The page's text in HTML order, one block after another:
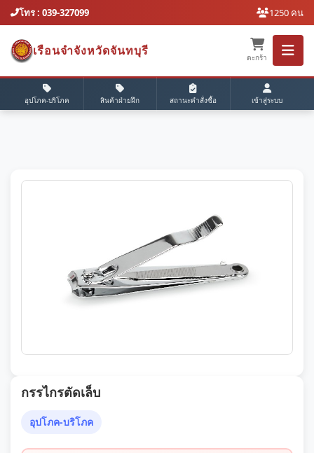
โทร : 039-327099 1250 คน
เรือนจำจังหวัดจันทบุรี
ตะกร้า
อุปโภค-บริโภค สินค้าฝ่ายฝึก สถานะคำสั่งซื้อ เข้าสู่ระบบ
กรรไกรตัดเล็บ
อุปโภค-บริโภค